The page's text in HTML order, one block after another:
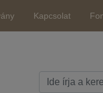
Kapcsolat